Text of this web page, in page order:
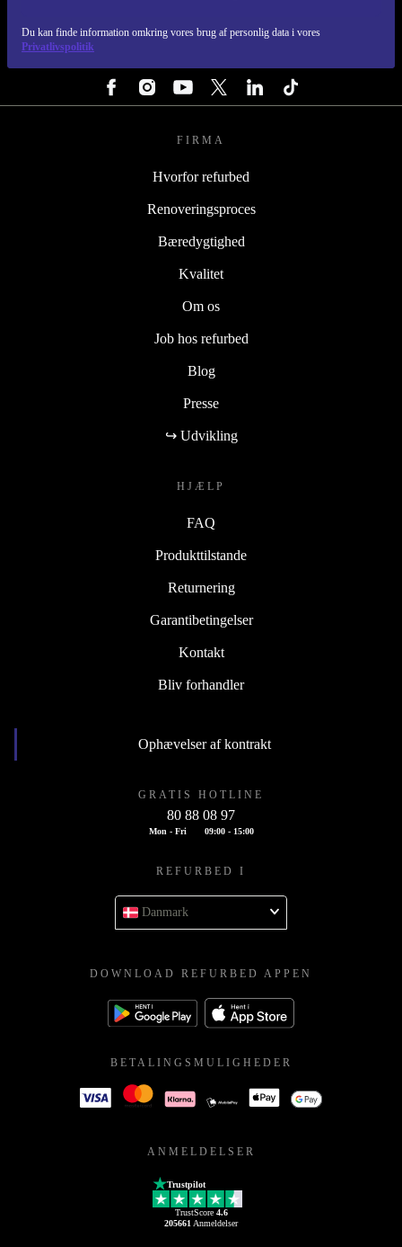
Du kan finde information omkring vores brug af personlig data i vores
Privatlivspolitik
FIRMA
Hvorfor refurbed
Renoveringsproces
Bæredygtighed
Kvalitet
Om os
Job hos refurbed
Blog
Presse
↪ Udvikling
HJÆLP
FAQ
Produkttilstande
Returnering
Garantibetingelser
Kontakt
Bliv forhandler
Ophævelser af kontrakt
GRATIS HOTLINE
80 88 08 97
Mon - Fri 09:00 - 15:00
REFURBED I
Danmark
DOWNLOAD REFURBED APPEN
BETALINGSMULIGHEDER
ANMELDELSER
Trustpilot
TrustScore 4.6
205661 Anmeldelser